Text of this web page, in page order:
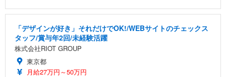
「デザインが好き」それだけでOK!/WEBサイトのチェックス
タッフ/賞与年2回/未経験活躍
株式会社RIOT GROUP
東京都
月給27万円～50万円